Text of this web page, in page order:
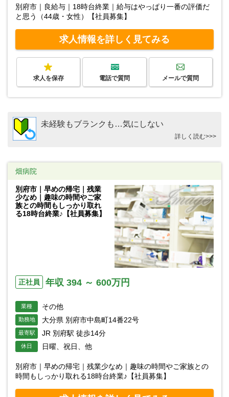
別府市｜良給与｜18時台終業｜給与はやっぱり一番の評価だ
と思う（44歳・女性）【社員募集】
求人情報を詳しく見てみる
求人を保存 電話で質問 メールで質問
未経験もブランクも…気にしない
詳しく読む>>>
畑病院
別府市｜早めの帰宅｜残業
少なめ｜趣味の時間やご家
族との時間もしっかり取れ
る18時台終業♪【社員募集】
正社員 年収 394 ～ 600万円
業種 その他
勤務地 大分県 別府市中島町14番22号
最寄駅 JR 別府駅 徒歩14分
休日 日曜、祝日、他
別府市｜早めの帰宅｜残業少なめ｜趣味の時間やご家族との
時間もしっかり取れる18時台終業♪【社員募集】